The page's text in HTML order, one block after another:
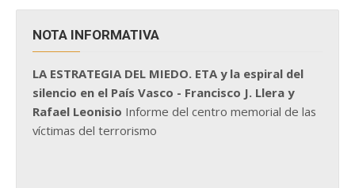
NOTA INFORMATIVA
LA ESTRATEGIA DEL MIEDO. ETA y la espiral del
silencio en el País Vasco - Francisco J. Llera y
Rafael Leonisio Informe del centro memorial de las
víctimas del terrorismo